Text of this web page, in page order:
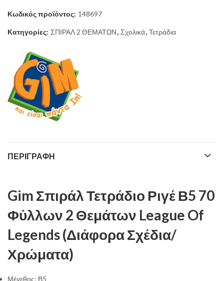
Κωδικός προϊόντος: 148697
Κατηγορίες: ΣΠΙΡΑΛ 2 ΘΕΜΑΤΩΝ, Σχολικά, Τετράδια
ΠΕΡΙΓΡΑΦΉ
Gim Σπιράλ Τετράδιο Ριγέ Β5 70
Φύλλων 2 Θεμάτων League Of
Legends (Διάφορα Σχέδια/
Χρώματα)
Μέγεθος: Β5